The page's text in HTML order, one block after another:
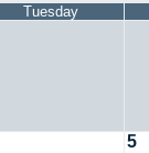
Tuesday
5